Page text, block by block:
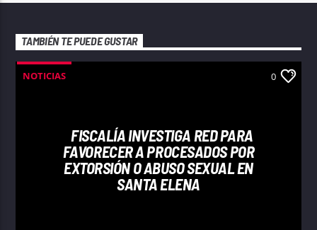
TAMBIÉN TE PUEDE GUSTAR
NOTICIAS 0
FISCALÍA INVESTIGA RED PARA
FAVORECER A PROCESADOS POR
EXTORSIÓN O ABUSO SEXUAL EN
SANTA ELENA